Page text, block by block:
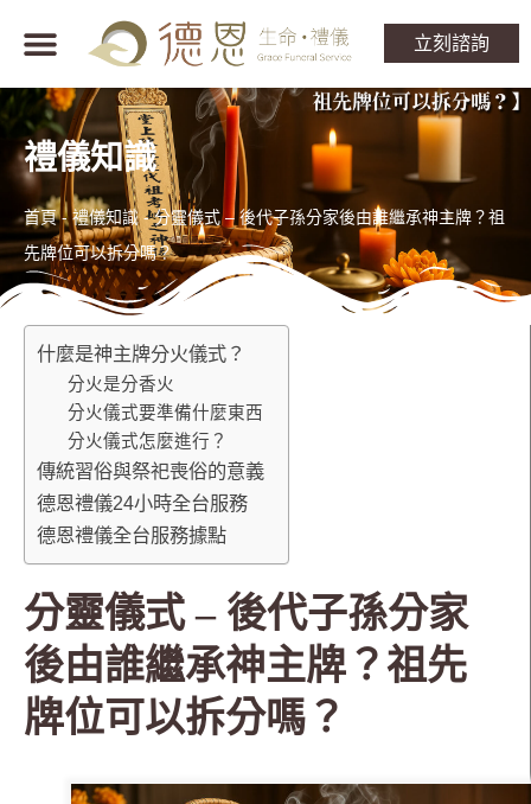
立刻諮詢
禮儀知識
首頁-禮儀知識-分靈儀式 – 後代子孫分家後由誰繼承神主牌？祖
先牌位可以拆分嗎？
什麼是神主牌分火儀式？
分火是分香火
分火儀式要準備什麼東西
分火儀式怎麼進行？
傳統習俗與祭祀喪俗的意義
德恩禮儀24小時全台服務
德恩禮儀全台服務據點
分靈儀式 – 後代子孫分家
後由誰繼承神主牌？祖先
牌位可以拆分嗎？